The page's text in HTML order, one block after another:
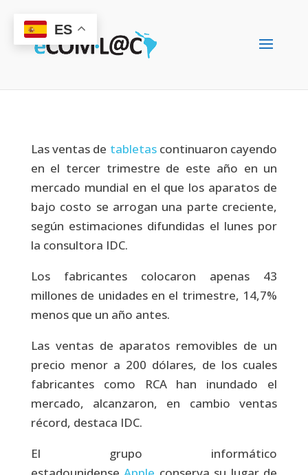
Las ventas de tabletascontinuaron cayendo
en el tercer trimestre de este año en un
mercado mundial en el que los aparatos de
bajo costo se arrogan una parte creciente,
según estimaciones difundidas el lunes por
la consultora IDC.
Los fabricantes colocaron apenas 43
millones de unidades en el trimestre, 14,7%
menos que un año antes.
Las ventas de aparatos removibles de un
precio menor a 200 dólares, de los cuales
fabricantes como RCA han inundado el
mercado, alcanzaron, en cambio ventas
récord, destaca IDC.
El grupo informático
ES